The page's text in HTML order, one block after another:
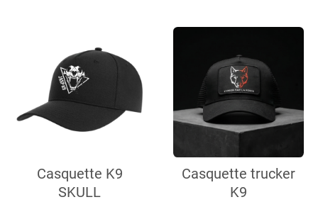
Casquette K9
SKULL
Casquette trucker
K9